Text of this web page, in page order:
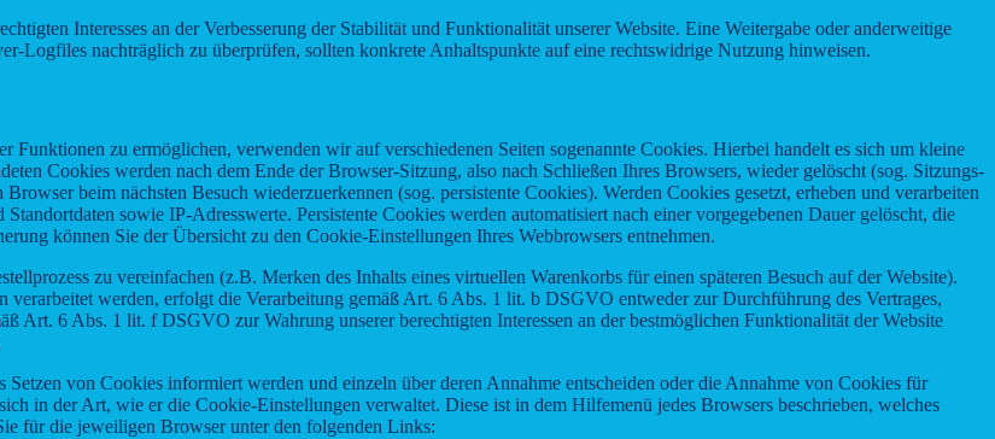
Interesses an der Verbesserung der Stabilität und Funktionalität unserer Website. Eine Weitergabe oder anderweitige
Logfiles nachträglich zu überprüfen, sollten konkrete Anhaltspunkte auf eine rechtswidrige Nutzung hinweisen.
Funktionen zu ermöglichen, verwenden wir auf verschiedenen Seiten sogenannte Cookies. Hierbei handelt es sich um kleine
Cookies werden nach dem Ende der Browser-Sitzung, also nach Schließen Ihres Browsers, wieder gelöscht (sog. Sitzungs-
beim nächsten Besuch wiederzuerkennen (sog. persistente Cookies). Werden Cookies gesetzt, erheben und verarbeiten
sowie IP-Adresswerte. Persistente Cookies werden automatisiert nach einer vorgegebenen Dauer gelöscht, die
können Sie der Übersicht zu den Cookie-Einstellungen Ihres Webbrowsers entnehmen.
zu vereinfachen (z.B. Merken des Inhalts eines virtuellen Warenkorbs für einen späteren Besuch auf der Website).
verarbeitet werden, erfolgt die Verarbeitung gemäß Art. 6 Abs. 1 lit. b DSGVO entweder zur Durchführung des Vertrages,
6 Abs. 1 lit. f DSGVO zur Wahrung unserer berechtigten Interessen an der bestmöglichen Funktionalität der Website
von Cookies informiert werden und einzeln über deren Annahme entscheiden oder die Annahme von Cookies für
in der Art, wie er die Cookie-Einstellungen verwaltet. Diese ist in dem Hilfemenü jedes Browsers beschrieben, welches
für die jeweiligen Browser unter den folgenden Links: